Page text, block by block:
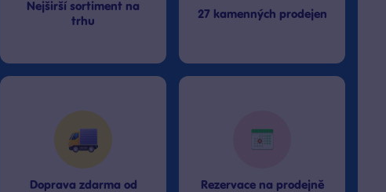
Nejširší sortiment na
trhu
27 kamenných prodejen
Doprava zdarma od
Rezervace na prodejně